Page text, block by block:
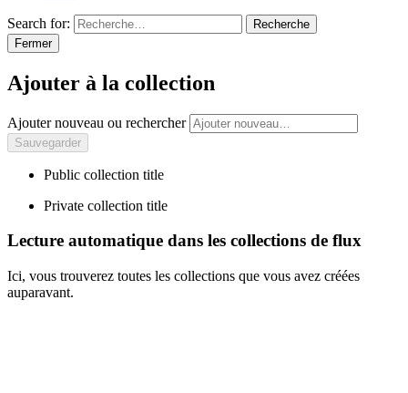
Search for:
Recherche
Fermer
Ajouter à la collection
Ajouter nouveau ou rechercher
Public collection title
Private collection title
Lecture automatique dans les collections de flux
Ici, vous trouverez toutes les collections que vous avez créées
auparavant.